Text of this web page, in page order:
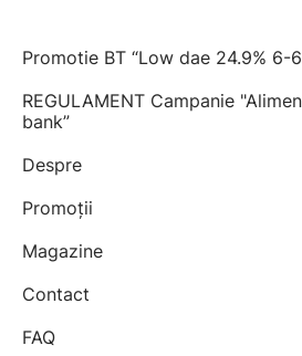
Promotie BT “Low dae 24.9% 6-
REGULAMENT Campanie
bank”
Despre
Promoții
Magazine
Contact
FAQ